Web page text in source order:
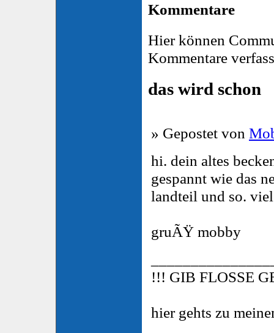
Kommentare
Hier können
Kommentare
das wird schon
» Gepostet von
hi. dein altes
gespannt wie das
landteil und so.
gruÃŸ mobby
!!! GIB FLOSSE
hier gehts zu